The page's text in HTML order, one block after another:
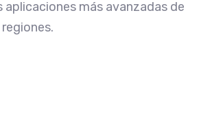
aplicaciones más avanzadas de